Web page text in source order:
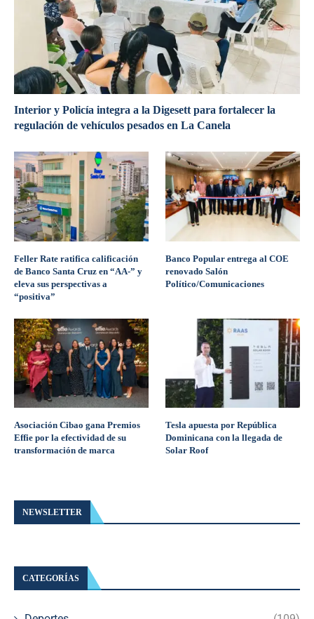
Interior y Policía integra a la Digesett para fortalecer la
regulación de vehículos pesados en La Canela
Feller Rate ratifica calificación
de Banco Santa Cruz en “AA-” y
eleva sus perspectivas a
“positiva”
Banco Popular entrega al COE
renovado Salón
Político/Comunicaciones
Asociación Cibao gana Premios
Effie por la efectividad de su
transformación de marca
Tesla apuesta por República
Dominicana con la llegada de
Solar Roof
NEWSLETTER
CATEGORÍAS